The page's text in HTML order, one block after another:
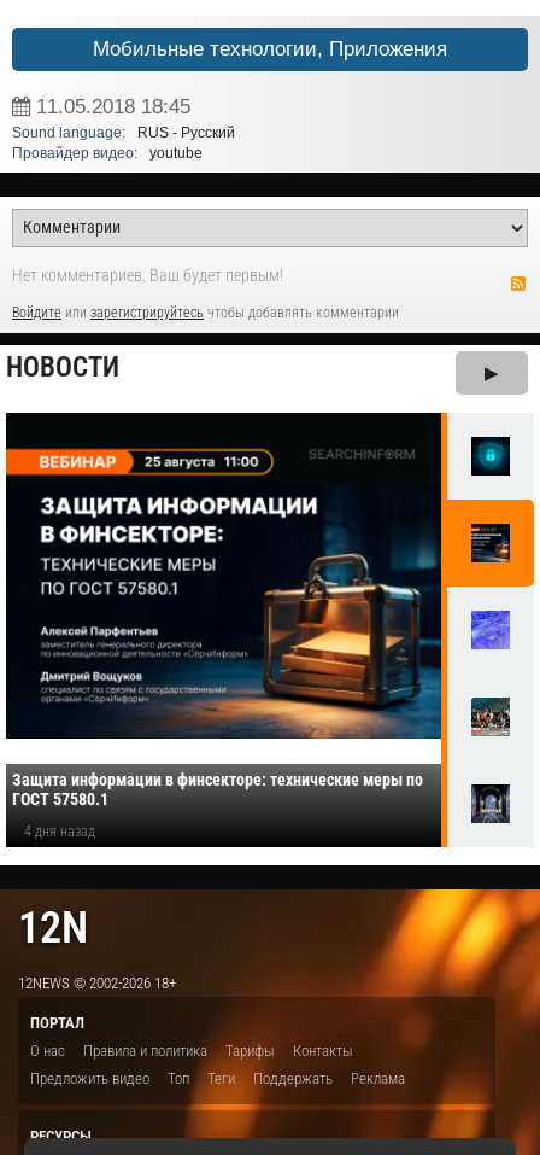
Мобильные технологии, Приложения
11.05.2018 18:45
Sound language:
RUS - Русский
Провайдер видео:
youtube
Нет комментариев. Ваш будет первым!
Войдите или зарегистрируйтесь чтобы добавлять комментарии
НОВОСТИ ▶
Защита информации в финсекторе: технические меры по
ГОСТ 57580.1
4 дня назад
12N
12NEWS © 2002-2026 18+
ПОРТАЛ
О нас
Правила и политика Тарифы
Контакты
Предложить видео
Топ Теги Поддержать Реклама
РЕСУРСЫ